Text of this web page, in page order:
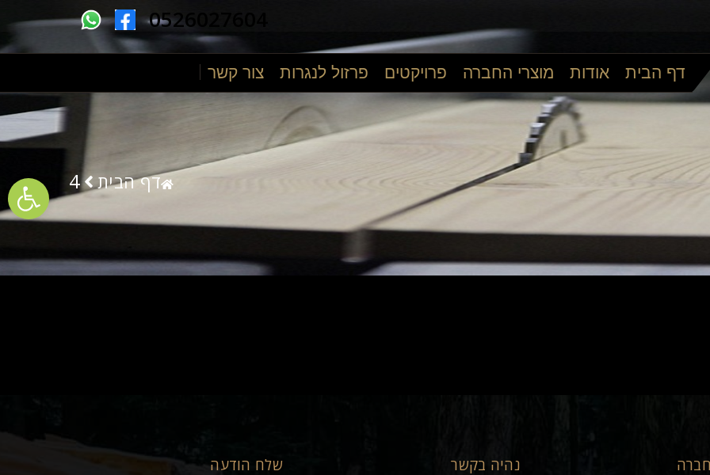
0526027604
דף הבית אודות מוצרי החברה פרויקטים פרזול לנגרות צור קשר
דף הבית 4
נהיה בקשר שלח הודעה